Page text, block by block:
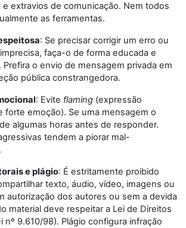
e extravios de comunicação. Nem todos
as ferramentas.
: Se precisar corrigir um erro ou
faça-o de forma educada e
Prefira o envio de mensagem privada em
pública constrangedora.
: Evite flaming (expressão
forte emoção). Se uma mensagem o
algumas horas antes de responder.
tendem a piorar mal-
e plágio: É estritamente proibido
texto, áudio, vídeo, imagens ou
autorização dos autores ou sem a devida
material deve respeitar a Lei de Direitos
nº 9.610/98). Plágio configura infração